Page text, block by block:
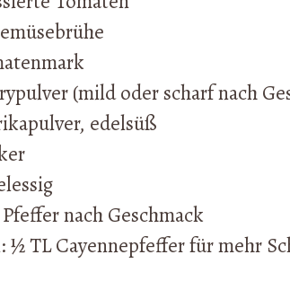
(mild oder scharf nach
edelsüß
nach Geschmack
½ TL Cayennepfeffer für mehr